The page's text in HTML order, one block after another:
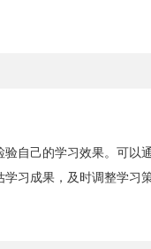
自己的学习效果。可以
习成果，及时调整学习策